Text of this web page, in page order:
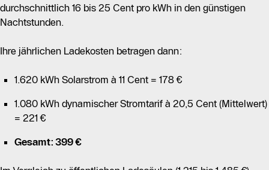
durchschnittlich 16 bis 25 Cent pro kWh in den günstigen
Nachtstunden.
Ihre jährlichen Ladekosten betragen dann:
1.620 kWh Solarstrom à 11 Cent = 178 €
1.080 kWh dynamischer Stromtarif à 20,5 Cent (Mittelwert)
= 221 €
Gesamt: 399 €